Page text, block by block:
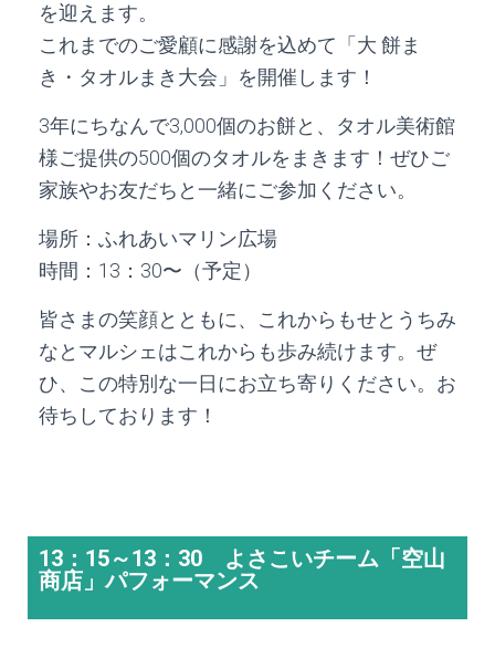
を迎えます。
これまでのご愛顧に感謝を込めて「大 餅ま
き・タオルまき大会」を開催します！
3年にちなんで3,000個のお餅と、タオル美術館
様ご提供の500個のタオルをまきます！ぜひご
家族やお友だちと一緒にご参加ください。
場所：ふれあいマリン広場
時間：13：30〜（予定）
皆さまの笑顔とともに、これからもせとうちみ
なとマルシェはこれからも歩み続けます。ぜ
ひ、この特別な一日にお立ち寄りください。お
待ちしております！
13：15～13：30 よさこいチーム「空山
商店」パフォーマンス